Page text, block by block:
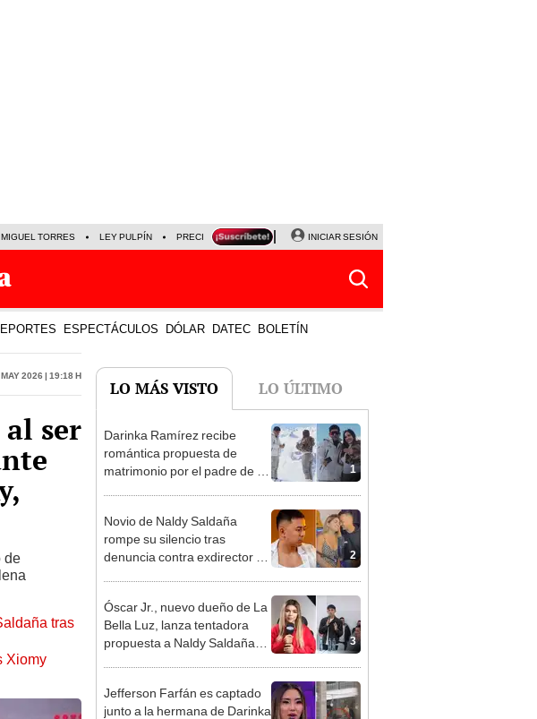
MIGUEL TORRES LEY PULPÍN PRECIO DEL DÓLAR CORTE DE LUZ VIERNES 7 DE AGOSTO
INICIAR SESIÓN
ESPECTÁCULOS DÓLAR DATEC BOLETÍN
2026 | 19:18 h
ser
de
tras
Xiomy
LO MÁS VISTO LO ÚLTIMO
1
Darinka Ramírez recibe
romántica propuesta de
matrimonio por el padre de su
2
Novio de Naldy Saldaña
rompe su silencio tras
denuncia contra exdirector de
3
Óscar Jr., nuevo dueño de La
Bella Luz, lanza tentadora
propuesta a Naldy Saldaña
tipo de ley”
Jefferson Farfán es captado
junto a la hermana de Darinka